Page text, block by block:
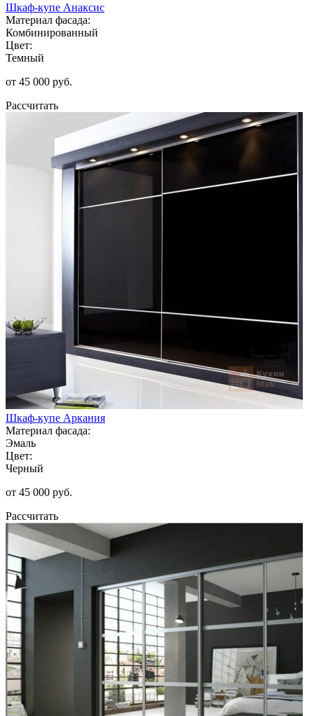
Шкаф-купе Анаксис
Материал фасада:
Комбинированный
Цвет:
Темный
от 45 000 руб.
Рассчитать
Шкаф-купе Аркания
Материал фасада:
Эмаль
Цвет:
Черный
от 45 000 руб.
Рассчитать